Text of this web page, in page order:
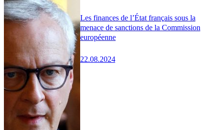
Les finances de l’État français sous la
menace de sanctions de la Commission
européenne
22.08.2024